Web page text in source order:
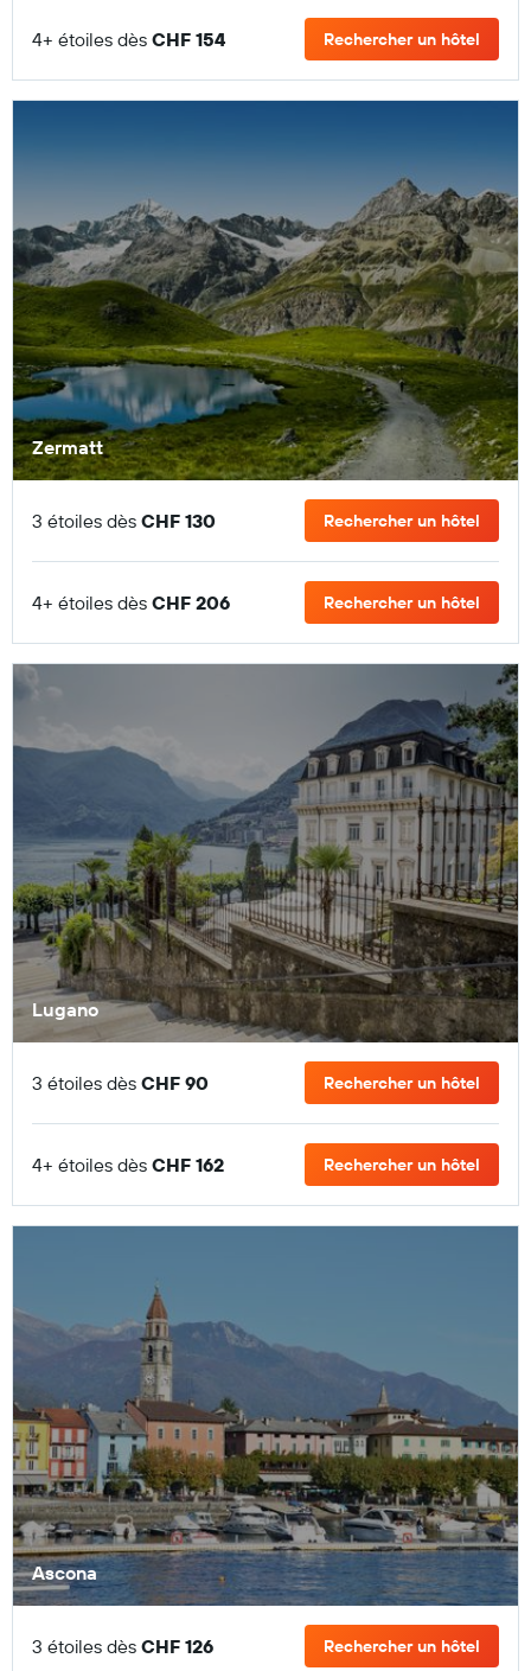
4+ étoiles dès CHF 154 Rechercher un hôtel
Zermatt
3 étoiles dès CHF 130 Rechercher un hôtel
4+ étoiles dès CHF 206 Rechercher un hôtel
Lugano
3 étoiles dès CHF 90 Rechercher un hôtel
4+ étoiles dès CHF 162 Rechercher un hôtel
Ascona
3 étoiles dès CHF 126 Rechercher un hôtel